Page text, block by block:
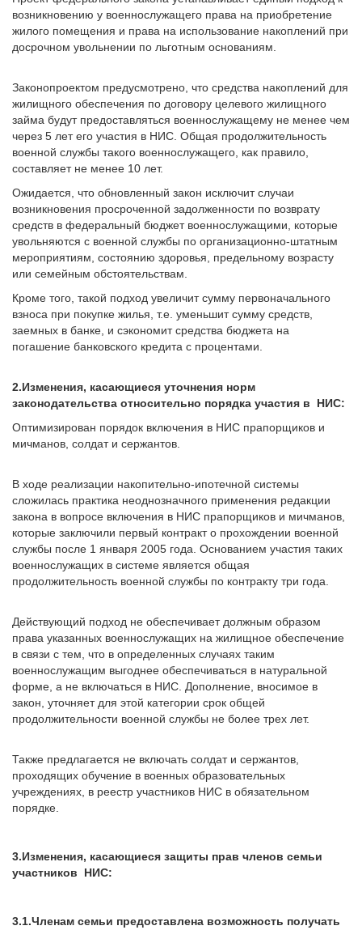
возникновению у военнослужащего права на приобретение
жилого помещения и права на использование накоплений при
досрочном увольнении по льготным основаниям.
Законопроектом предусмотрено, что средства накоплений для
жилищного обеспечения по договору целевого жилищного
займа будут предоставляться военнослужащему не менее чем
через 5 лет его участия в НИС. Общая продолжительность
военной службы такого военнослужащего, как правило,
составляет не менее 10 лет.
Ожидается, что обновленный закон исключит случаи
возникновения просроченной задолженности по возврату
средств в федеральный бюджет военнослужащими, которые
увольняются с военной службы по организационно-штатным
мероприятиям, состоянию здоровья, предельному возрасту
или семейным обстоятельствам.
Кроме того, такой подход увеличит сумму первоначального
взноса при покупке жилья, т.е. уменьшит сумму средств,
заемных в банке, и сэкономит средства бюджета на
погашение банковского кредита с процентами.
2.Изменения, касающиеся уточнения норм
законодательства относительно порядка участия в НИС:
Оптимизирован порядок включения в НИС прапорщиков и
мичманов, солдат и сержантов.
В ходе реализации накопительно-ипотечной системы
сложилась практика неоднозначного применения редакции
закона в вопросе включения в НИС прапорщиков и мичманов,
которые заключили первый контракт о прохождении военной
службы после 1 января 2005 года. Основанием участия таких
военнослужащих в системе является общая
продолжительность военной службы по контракту три года.
Действующий подход не обеспечивает должным образом
права указанных военнослужащих на жилищное обеспечение
в связи с тем, что в определенных случаях таким
военнослужащим выгоднее обеспечиваться в натуральной
форме, а не включаться в НИС. Дополнение, вносимое в
закон, уточняет для этой категории срок общей
продолжительности военной службы не более трех лет.
Также предлагается не включать солдат и сержантов,
проходящих обучение в военных образовательных
учреждениях, в реестр участников НИС в обязательном
порядке.
3.Изменения, касающиеся защиты прав членов семьи
участников НИС:
3.1.Членам семьи предоставлена возможность получать